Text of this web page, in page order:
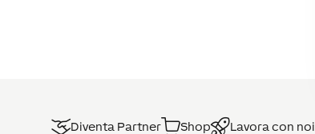
Diventa Partner Shop Lavora con noi